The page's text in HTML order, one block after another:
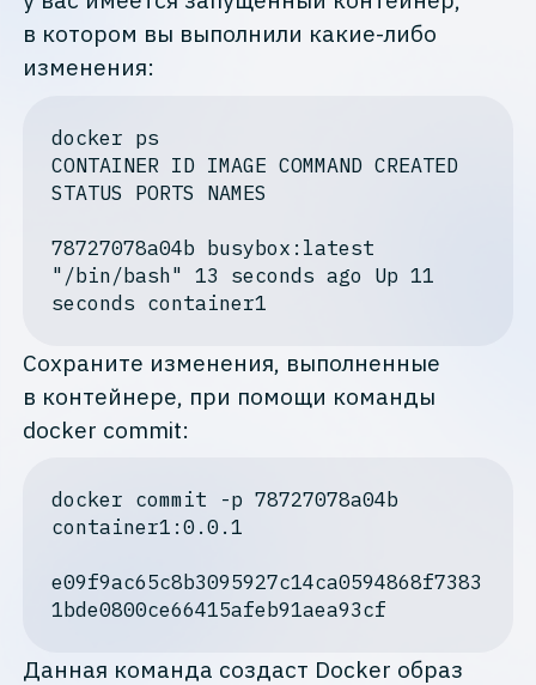
в котором вы выполнили какие-либо
изменения:
docker ps
CONTAINER ID IMAGE COMMAND CREATED
STATUS PORTS NAMES
"/bin/bash" 13 seconds ago Up 11
seconds container1
Сохраните изменения, выполненные
в контейнере, при помощи команды
docker commit:
docker commit -p 78727078a04b
container1:0 .0 .1
e09f9ac65c8b3095927c14ca0594868f7383
1bde0800ce66415afeb91aea93cf
Данная команда создаст Docker образ